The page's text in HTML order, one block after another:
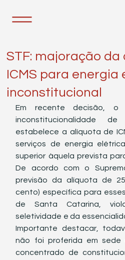
STF: majoração
ICMS para energia
inconstitucional
Em recente decisão, o
inconstitucionalidade
estabelece a alíquota de
serviços de energia
superior àquela prevista
De acordo com o
previsão da alíquota de
cento) específica para
de Santa Catarina,
seletividade e da
Importante destacar,
não foi proferida em
concentrado de